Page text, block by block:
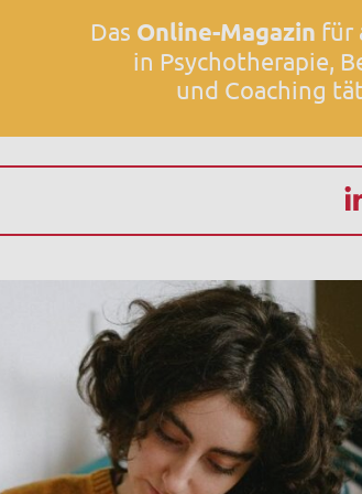
Das Online-Magazin für
in Psychotherapie,
und Coaching